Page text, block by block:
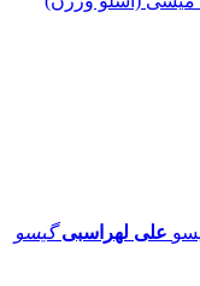
علی لهراسبی گیسو